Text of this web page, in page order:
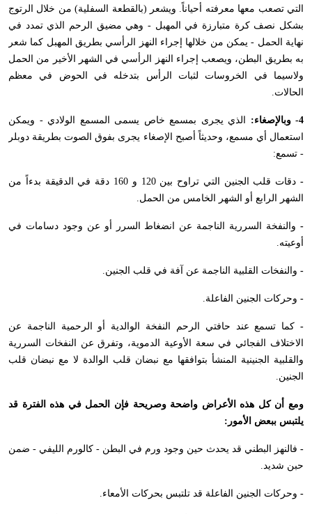
التي تصعب معها معرفته أحياناً. ويشعر (بالقطعة السفلية) من خلال الرتوج
بشكل نصف كرة متبارزة في المهبل - وهي مضيق الرحم الذي تمدد في
نهاية الحمل - يمكن من خلالها إجراء النهز الرأسي بطريق المهبل كما شعر
به بطريق البطن، ويصعب إجراء النهز الرأسي في الشهر الأخير من الحمل
ولاسيما في الخروسات لثبات الرأس بتدخله في الحوض في معظم
الحالات.
4- وبالإصغاء:
الذي يجرى بمسمع خاص يسمى المسمع الولادي - ويمكن
استعمال أي مسمع، وحديثاً أصبح الإصغاء يجرى بفوق الصوت بطريقة دوبلر
- تسمع:
-
دقات قلب الجنين التي تراوح بين 120 و 160 دقة في الدقيقة بدءاً من
الشهر الرابع أو الشهر الخامس من الحمل.
- والنفخة السررية الناجمة عن انضغاط السرر أو عن وجود دسامات في
أوعيته.
- والنفخات القلبية الناجمة عن آفة في قلب الجنين.
- وحركات الجنين الفاعلة.
- كما تسمع عند حافتي الرحم النفخة الوالدية أو الرحمية الناجمة عن
الاختلاف الفجائي في سعة الأوعية الدموية، وتفرق عن النفخات السررية
والقلبية الجنينية المنشأ بتوافقها مع نبضان قلب الوالدة لا مع نبضان قلب
الجنين.
ومع أن كل هذه الأعراض واضحة وصريحة فإن الحمل في هذه الفترة قد
يلتبس ببعض الأمور:
- فالنهز البطني قد يحدث حين وجود ورم في البطن - كالورم الليفي - ضمن
حبن شديد.
- وحركات الجنين الفاعلة قد تلتبس بحركات الأمعاء.